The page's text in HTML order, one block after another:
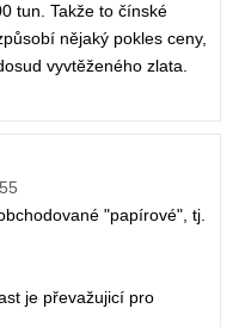
tun. Takže to čínské
nějaký pokles ceny,
vyvtěženého zlata.
"papírové", tj.
je převažujicí pro